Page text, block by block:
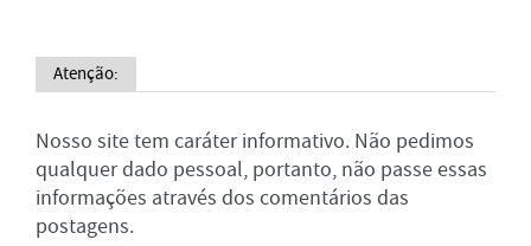
Atenção:
Nosso site tem caráter informativo. Não pedimos
qualquer dado pessoal, portanto, não passe essas
informações através dos comentários das
postagens.